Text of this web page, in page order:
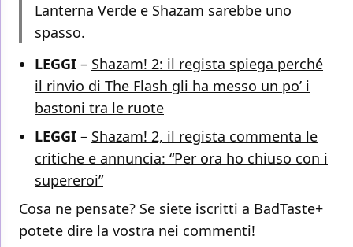
Lanterna Verde e Shazam sarebbe uno
spasso.
LEGGI – Shazam! 2: il regista spiega perché
il rinvio di The Flash gli ha messo un po’ i
bastoni tra le ruote
LEGGI – Shazam! 2, il regista commenta le
critiche e annuncia: “Per ora ho chiuso con i
supereroi”
Cosa ne pensate? Se siete iscritti a BadTaste+
potete dire la vostra nei commenti!